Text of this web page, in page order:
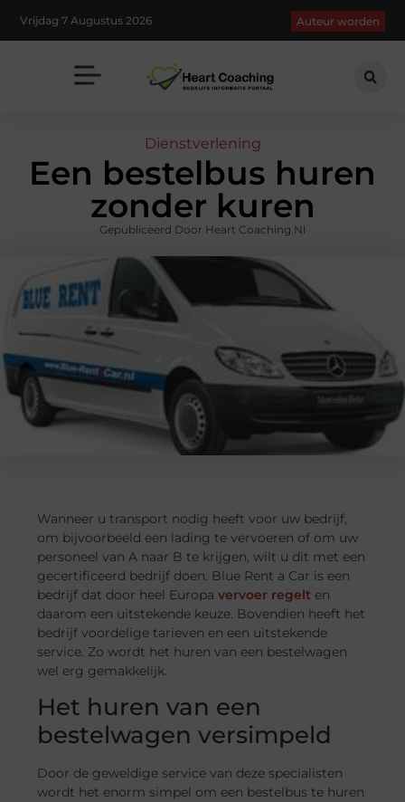
Vrijdag 7 Augustus 2026 Auteur worden
Dienstverlening
Een bestelbus huren
zonder kuren
Gepubliceerd Door Heart Coaching.nl
Wanneer u transport nodig heeft voor uw bedrijf,
om bijvoorbeeld een lading te vervoeren of om uw
personeel van A naar B te krijgen, wilt u dit met een
gecertificeerd bedrijf doen. Blue Rent a Car is een
bedrijf dat door heel Europavervoer regelt en
daarom een uitstekende keuze. Bovendien heeft het
bedrijf voordelige tarieven en een uitstekende
service. Zo wordt het huren van een bestelwagen
wel erg gemakkelijk.
Het huren van een
bestelwagen versimpeld
Door de geweldige service van deze specialisten
wordt het enorm simpel om een bestelbus te huren